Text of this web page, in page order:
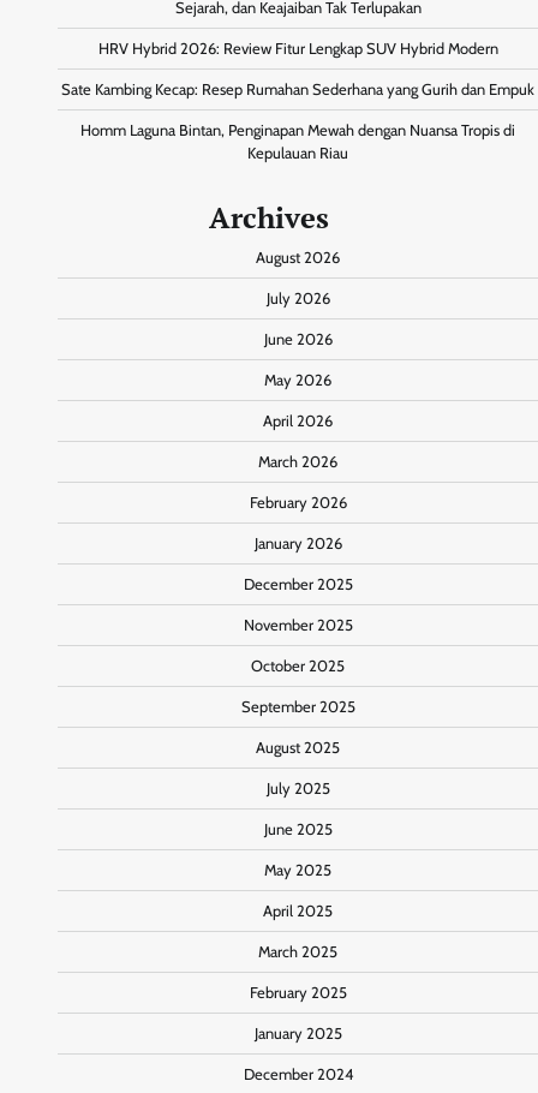
Sejarah, dan Keajaiban Tak Terlupakan
HRV Hybrid 2026: Review Fitur Lengkap SUV Hybrid Modern
Sate Kambing Kecap: Resep Rumahan Sederhana yang Gurih dan Empuk
Homm Laguna Bintan, Penginapan Mewah dengan Nuansa Tropis di
Kepulauan Riau
Archives
August 2026
July 2026
June 2026
May 2026
April 2026
March 2026
February 2026
January 2026
December 2025
November 2025
October 2025
September 2025
August 2025
July 2025
June 2025
May 2025
April 2025
March 2025
February 2025
January 2025
December 2024